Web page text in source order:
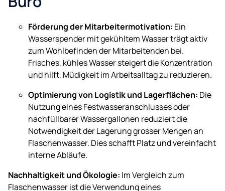
Förderung der Mitarbeitermotivation: Ein
Wasserspender mit gekühltem Wasser trägt aktiv
zum Wohlbefinden der Mitarbeitenden bei.
Frisches, kühles Wasser steigert die Konzentration
und hilft, Müdigkeit im Arbeitsalltag zu reduzieren.
Optimierung von Logistik und Lagerflächen: Die
Nutzung eines Festwasseranschlusses oder
nachfüllbarer Wassergallonen reduziert die
Notwendigkeit der Lagerung grosser Mengen an
Flaschenwasser. Dies schafft Platz und vereinfacht
interne Abläufe.
Nachhaltigkeit und Ökologie: Im Vergleich zum
Flaschenwasser ist die Verwendung eines